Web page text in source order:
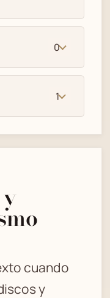
0
1
cuando
y